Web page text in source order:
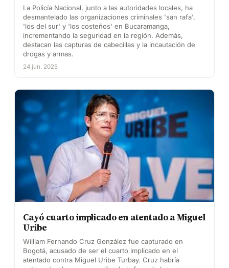
La Policía Nacional, junto a las autoridades locales, ha
desmantelado las organizaciones criminales 'san rafa',
'los del sur' y 'los costeños' en Bucaramanga,
incrementando la seguridad en la región. Además,
destacan las capturas de cabecillas y la incautación de
drogas y armas.
24 jun. 2025
Cayó cuarto implicado en atentado a Miguel
Uribe
William Fernando Cruz González fue capturado en
Bogotá, acusado de ser el cuarto implicado en el
atentado contra Miguel Uribe Turbay. Cruz habría